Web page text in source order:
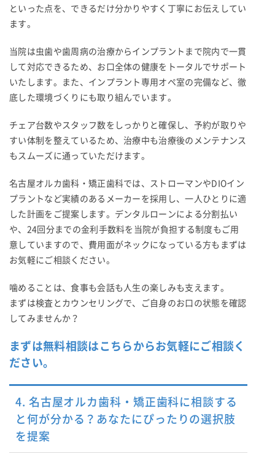
といった点を、できるだけ分かりやすく丁寧にお伝えしてい
ます。
当院は虫歯や歯周病の治療からインプラントまで院内で一貫
して対応できるため、お口全体の健康をトータルでサポート
いたします。また、インプラント専用オペ室の完備など、徹
底した環境づくりにも取り組んでいます。
チェア台数やスタッフ数をしっかりと確保し、予約が取りや
すい体制を整えているため、治療中も治療後のメンテナンス
もスムーズに通っていただけます。
名古屋オルカ歯科・矯正歯科では、ストローマンやDIOイン
プラントなど実績のあるメーカーを採用し、一人ひとりに適
した計画をご提案します。デンタルローンによる分割払い
や、24回分までの金利手数料を当院が負担する制度もご用
意していますので、費用面がネックになっている方もまずは
お気軽にご相談ください。
噛めることは、食事も会話も人生の楽しみも支えます。
まずは検査とカウンセリングで、ご自身のお口の状態を確認
してみませんか？
まずは無料相談はこちらからお気軽にご相談く
ださい。
4. 名古屋オルカ歯科・矯正歯科に相談する
と何が分かる？あなたにぴったりの選択肢
を提案